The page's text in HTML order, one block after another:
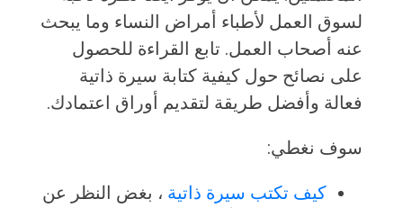
لسوق العمل لأطباء أمراض النساء وما يبحث
عنه أصحاب العمل. تابع القراءة للحصول
على نصائح حول كيفية كتابة سيرة ذاتية
فعالة وأفضل طريقة لتقديم أوراق اعتمادك.
سوف نغطي:
كيف تكتب سيرة ذاتية ، بغض النظر عن